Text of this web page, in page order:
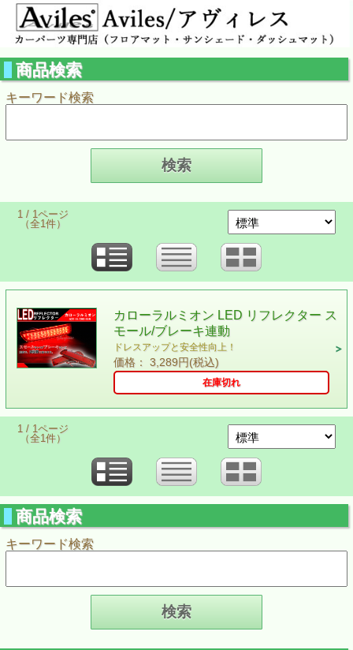
商品検索
キーワード検索
1 / 1ページ
（全1件）
カローラルミオン LED リフレクター ス
モール/ブレーキ連動
ドレスアップと安全性向上！
価格： 3,289円(税込)
在庫切れ
1 / 1ページ
（全1件）
商品検索
キーワード検索